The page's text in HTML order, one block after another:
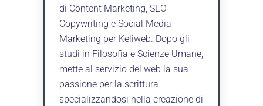
di Content Marketing, SEO
Copywriting e Social Media
Marketing per Keliweb. Dopo gli
studi in Filosofia e Scienze Umane,
mette al servizio del web la sua
passione per la scrittura
specializzandosi nella creazione di